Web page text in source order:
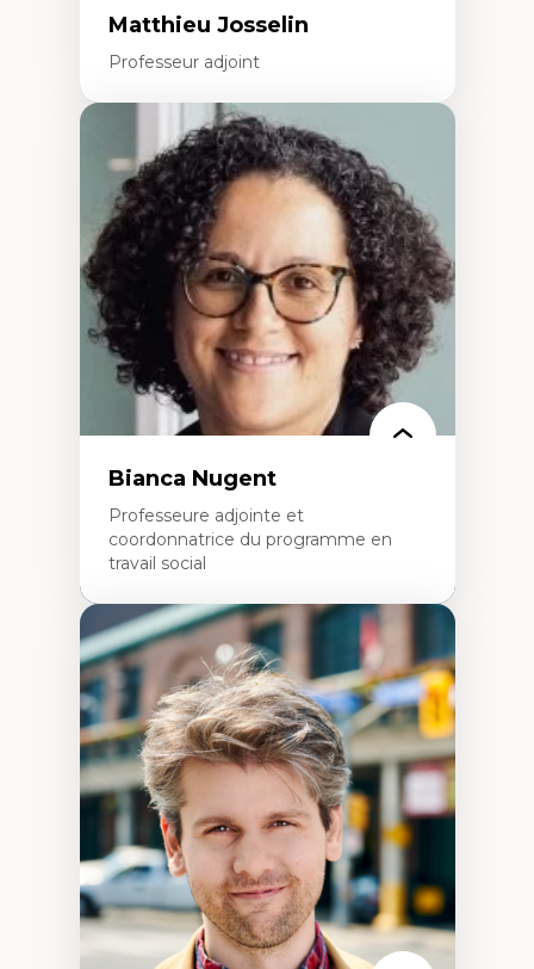
Matthieu Josselin
Professeur adjoint
Expertises
Ethnographie critique des environnements
d’apprentissage des étudiant.e.s
Approche transdisciplinaire des
compétences socioaffectives et
interculturelles
Didactique des langues secondes et
compétence pragmatique
Andragogie
Méthodologies de recherche qualitative
Bianca Nugent
Professeure adjointe et
coordonnatrice du programme en
travail social
Expertises
Travail social, action et justice sociale
Fondements de l’intervention et des
nouvelles pratiques en travail social et en
éducation inclusive
Minorités linguistiques, offre active et
francophonie plurielle en contexte
linguistique minoritaire
Études critiques sur le handicap, la
neurodiversité, l'agentivité et les injustices
épistémiques
Intersectionnalité et réalités 2SLGBTQ+
Méthodes d’interventions et approches
antiraciste, décoloniale, anti-oppressive
Approche interculturelle critique
Pair-aidance, proche aidance, famille
choisie et soutien mutuel